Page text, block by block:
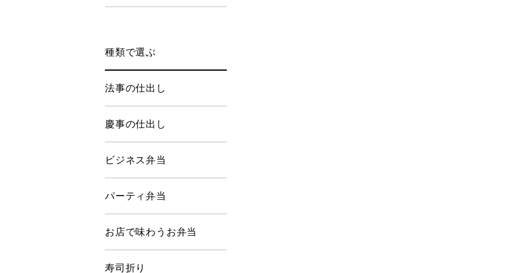
種類で選ぶ
法事の仕出し
慶事の仕出し
ビジネス弁当
パーティ弁当
お店で味わうお弁当
寿司折り